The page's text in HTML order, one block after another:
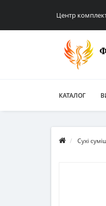
Центр
КАТАЛОГ
Сухі